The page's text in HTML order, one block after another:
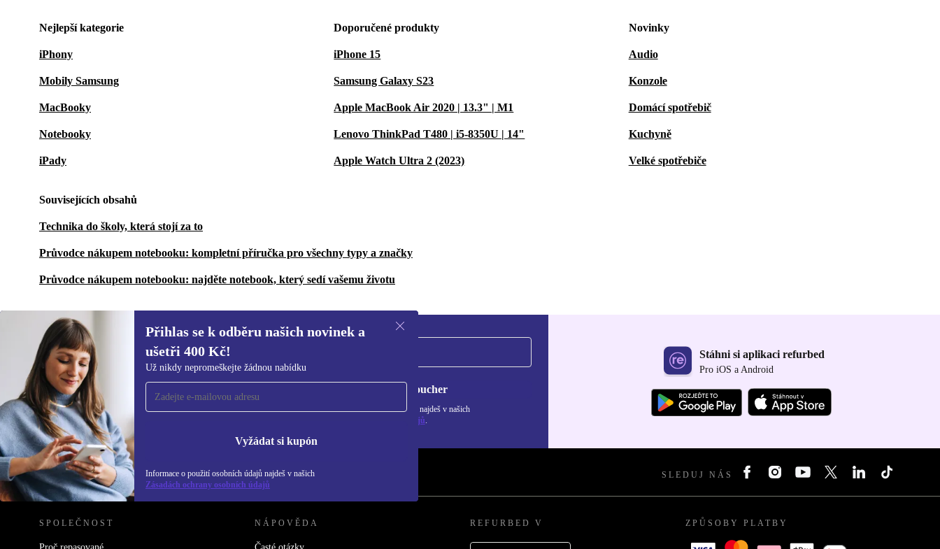
Nejlepší kategorie
iPhony
Mobily Samsung
MacBooky
Notebooky
iPady
Doporučené produkty
iPhone 15
Samsung Galaxy S23
Apple MacBook Air 2020 | 13.3" | M1
Lenovo ThinkPad T480 | i5-8350U | 14"
Apple Watch Ultra 2 (2023)
Novinky
Audio
Konzole
Domácí spotřebič
Kuchyně
Velké spotřebiče
Souvisejících obsahů
Technika do školy, která stojí za to
Průvodce nákupem notebooku: kompletní příručka pro všechny typy a značky
Průvodce nákupem notebooku: najděte notebook, který sedí vašemu životu
Přihlas se k odběru našich novinek a
ušetři 400 Kč!
Už nikdy nepromeškejte žádnou nabídku
Vyžádat si kupón
Informace o použití osobních údajů najdeš v našich
Zásadách ochrany osobních údajů
Přihlas se k odběru našich novinek a
ušetři 400 Kč!
Už nikdy nepromeškej žádnou nabídku.
Chci voucher
Informace o použití osobních údajů najdeš v našich
Zásadách ochrany osobních údajů.
Stáhni si aplikaci refurbed
Pro iOS a Android
REFURBED ČESKO - RETHINK NEW. SLEDUJ NÁS
SPOLEČNOST NÁPOVĚDA REFURBED V ZPŮSOBY PLATBY